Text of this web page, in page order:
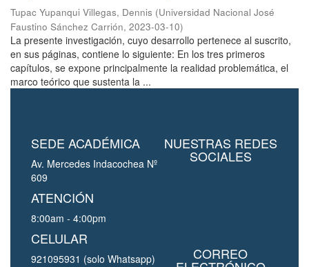
Tupac Yupanqui Villegas, Dennis (Universidad Nacional José
Faustino Sánchez Carrión, 2023-03-10)
La presente investigación, cuyo desarrollo pertenece al suscrito,
en sus páginas, contiene lo siguiente: En los tres primeros
capítulos, se expone principalmente la realidad problemática, el
marco teórico que sustenta la ...
SEDE ACADÉMICA
Av. Mercedes Indacochea Nº
609
ATENCIÓN
8:00am - 4:00pm
CELULAR
921095931 (solo Whatsapp)
NUESTRAS REDES
SOCIALES
CORREO